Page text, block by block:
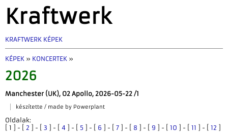
Kraftwerk
KRAFTWERK KÉPEK
KÉPEK » KONCERTEK »
2026
Manchester (UK), O2 Apollo, 2026-05-22 /1
készítette / made by Powerplant
Oldalak:
[ 1 ] - [
2 ] - [ 3 ] - [ 4 ] - [ 5 ] - [ 6 ] - [ 7 ] - [ 8 ] - [ 9 ] - [ 10 ] - [ 11 ] - [ 12